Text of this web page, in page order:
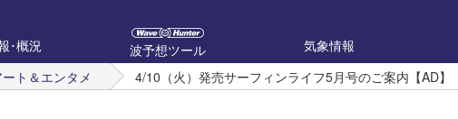
･概況 波予想ツール
気象情報
ート＆エンタメ 4/10（火）発売サーフィンライフ5月号のご案内【AD】